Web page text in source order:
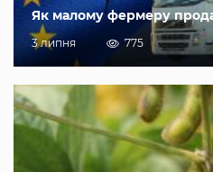
Як малому фермеру
3 липня 775